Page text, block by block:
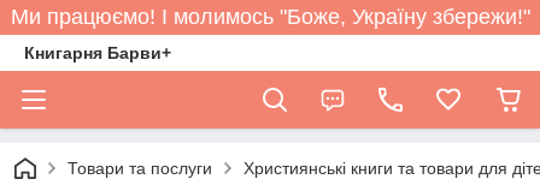
Ми працюємо! І молимось "Боже, Україну збережи!"
Книгарня Барви+
Товари та послуги Християнські книги та товари для